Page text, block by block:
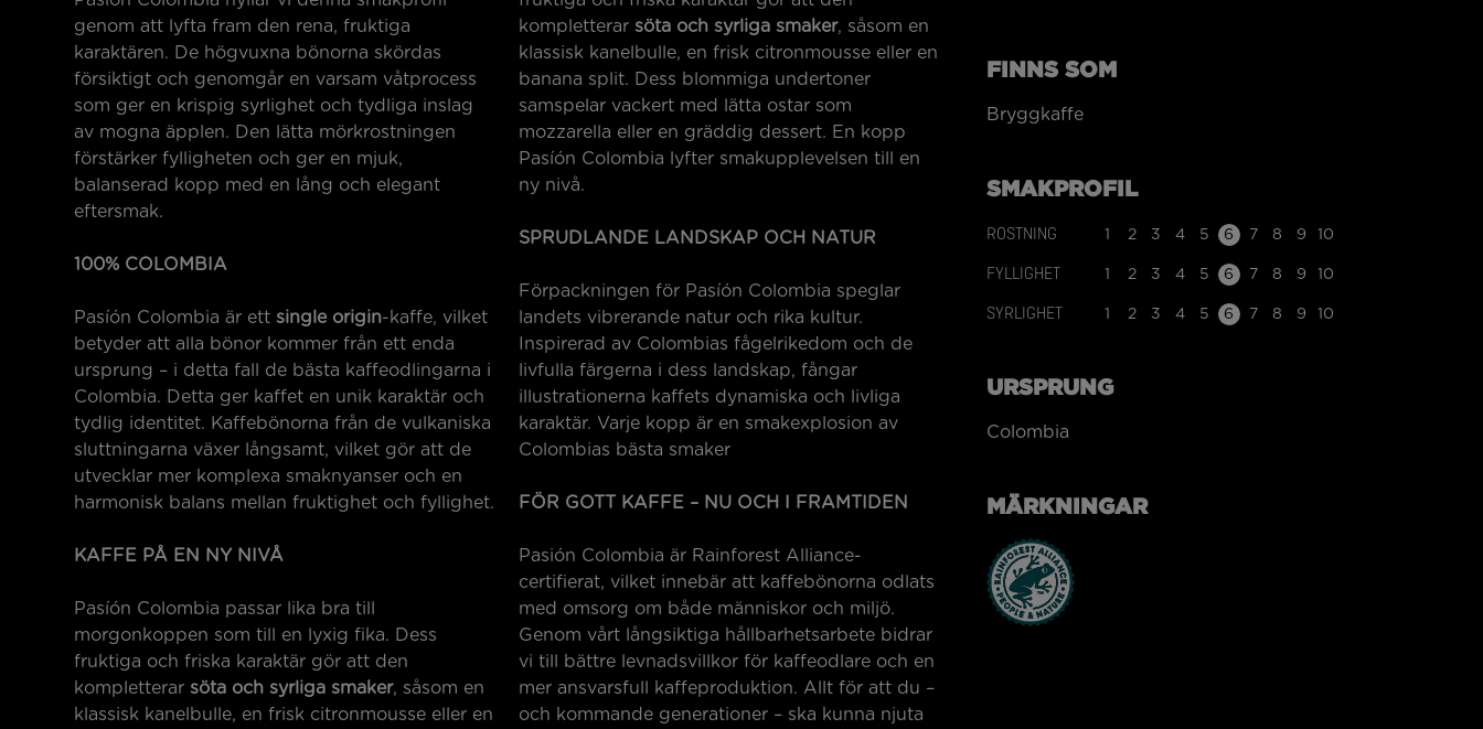
genom att lyfta fram den rena, fruktiga
karaktären. De högvuxna bönorna skördas
försiktigt och genomgår en varsam våtprocess
som ger en krispig syrlighet och tydliga inslag
av mogna äpplen. Den lätta mörkrostningen
förstärker fylligheten och ger en mjuk,
balanserad kopp med en lång och elegant
eftersmak.
100% COLOMBIA
Pasíón Colombia är ett single origin-kaffe, vilket
betyder att alla bönor kommer från ett enda
ursprung – i detta fall de bästa kaffeodlingarna i
Colombia. Detta ger kaffet en unik karaktär och
tydlig identitet. Kaffebönorna från de vulkaniska
sluttningarna växer långsamt, vilket gör att de
utvecklar mer komplexa smaknyanser och en
harmonisk balans mellan fruktighet och fyllighet.
KAFFE PÅ EN NY NIVÅ
Pasíón Colombia passar lika bra till
morgonkoppen som till en lyxig fika. Dess
fruktiga och friska karaktär gör att den
kompletterar söta och syrliga smaker, såsom en
klassisk kanelbulle, en frisk citronmousse eller en
kompletterar söta och syrliga smaker, såsom en
klassisk kanelbulle, en frisk citronmousse eller en
banana split. Dess blommiga undertoner
samspelar vackert med lätta ostar som
mozzarella eller en gräddig dessert. En kopp
Pasíón Colombia lyfter smakupplevelsen till en
ny nivå.
SPRUDLANDE LANDSKAP OCH NATUR
Förpackningen för Pasíón Colombia speglar
landets vibrerande natur och rika kultur.
Inspirerad av Colombias fågelrikedom och de
livfulla färgerna i dess landskap, fångar
illustrationerna kaffets dynamiska och livliga
karaktär. Varje kopp är en smakexplosion av
Colombias bästa smaker
FÖR GOTT KAFFE – NU OCH I FRAMTIDEN
Pasión Colombia är Rainforest Alliance-
certifierat, vilket innebär att kaffebönorna odlats
med omsorg om både människor och miljö.
Genom vårt långsiktiga hållbarhetsarbete bidrar
vi till bättre levnadsvillkor för kaffeodlare och en
mer ansvarsfull kaffeproduktion. Allt för att du –
och kommande generationer – ska kunna njuta
FINNS SOM
Bryggkaffe
SMAKPROFIL
ROSTNING 1 2 3 4 5 6 7 8 9 10
FYLLIGHET 1 2 3 4 5 6 7 8 9 10
SYRLIGHET 1 2 3 4 5 6 7 8 9 10
URSPRUNG
Colombia
MÄRKNINGAR